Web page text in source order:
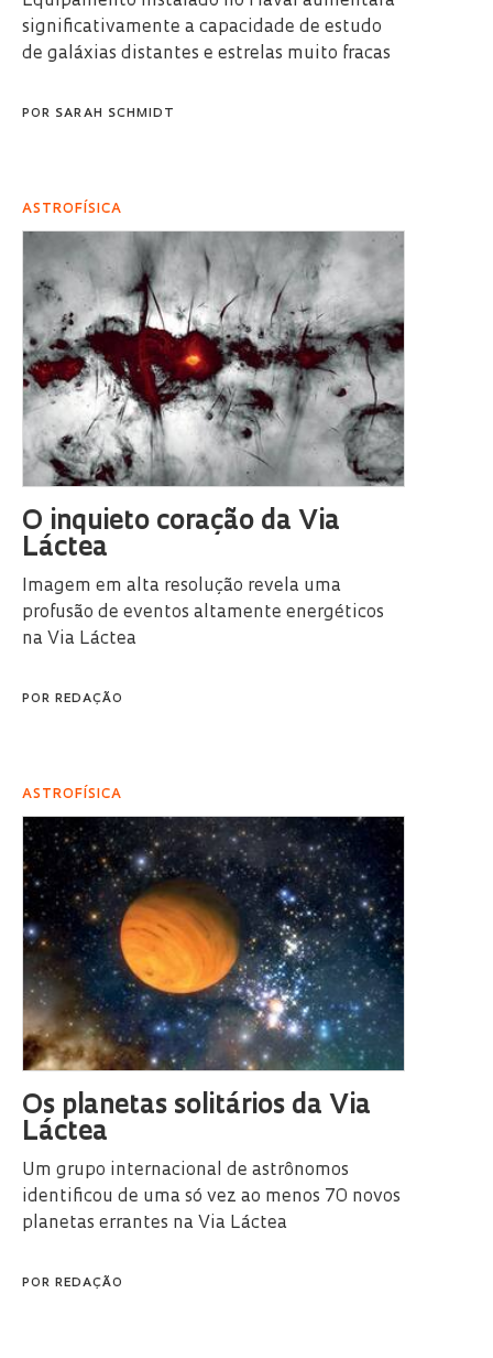
significativamente a capacidade de estudo
de galáxias distantes e estrelas muito fracas
POR SARAH SCHMIDT
ASTROFÍSICA
O inquieto coração da Via
Láctea
Imagem em alta resolução revela uma
profusão de eventos altamente energéticos
na Via Láctea
POR REDAÇÃO
ASTROFÍSICA
Os planetas solitários da Via
Láctea
Um grupo internacional de astrônomos
identificou de uma só vez ao menos 70 novos
planetas errantes na Via Láctea
POR REDAÇÃO